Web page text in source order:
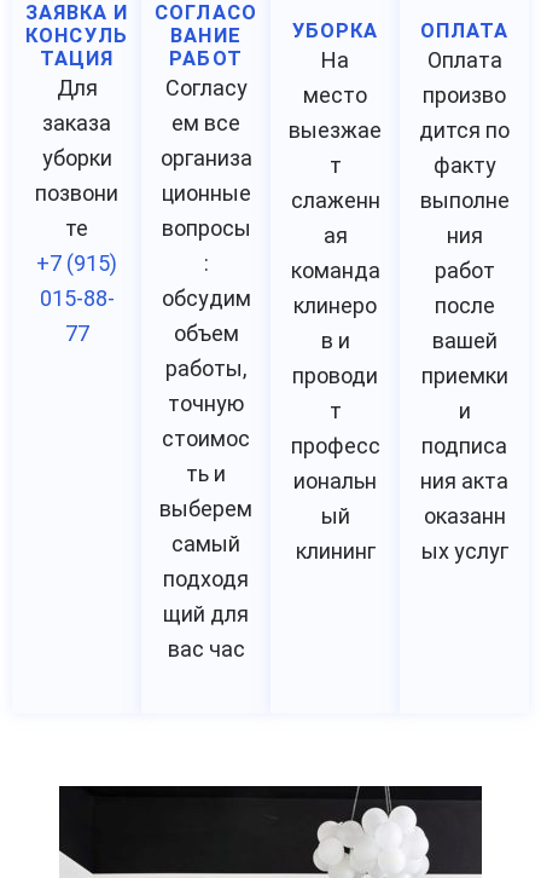
ЗАЯВКА И
КОНСУЛЬ
ТАЦИЯ
Для
заказа
уборки
позвони
те
+7 (915)
015-88-
77
СОГЛАСО
ВАНИЕ
РАБОТ
Согласу
ем все
организа
ционные
вопросы
:
обсудим
объем
работы,
точную
стоимос
ть и
выберем
самый
подходя
щий для
вас час
УБОРКА
На
место
выезжае
т
слаженн
ая
команда
клинеро
в и
проводи
т
професс
иональн
ый
клининг
ОПЛАТА
Оплата
произво
дится по
факту
выполне
ния
работ
после
вашей
приемки
и
подписа
ния акта
оказанн
ых услуг